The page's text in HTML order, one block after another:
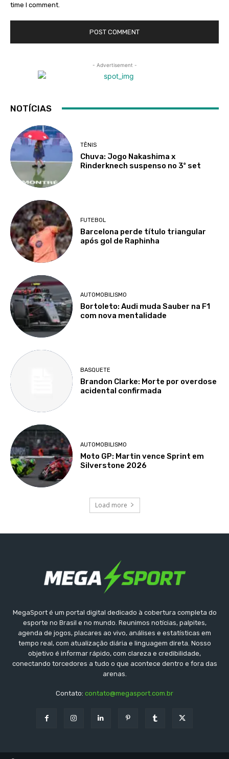
time I comment.
- Advertisement -
NOTÍCIAS
TÊNIS
Chuva: Jogo Nakashima x
Rinderknech suspenso no 3º set
FUTEBOL
Barcelona perde título triangular
após gol de Raphinha
AUTOMOBILISMO
Bortoleto: Audi muda Sauber na F1
com nova mentalidade
BASQUETE
Brandon Clarke: Morte por overdose
acidental confirmada
AUTOMOBILISMO
Moto GP: Martin vence Sprint em
Silverstone 2026
Load more
MegaSport é um portal digital dedicado à cobertura completa do
esporte no Brasil e no mundo. Reunimos notícias, palpites,
agenda de jogos, placares ao vivo, análises e estatísticas em
tempo real, com atualização diária e linguagem direta. Nosso
objetivo é informar rápido, com clareza e credibilidade,
conectando torcedores a tudo o que acontece dentro e fora das
arenas.
Contato: contato@megasport.com.br